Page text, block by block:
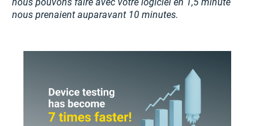
nous prenaient auparavant 10 minutes.